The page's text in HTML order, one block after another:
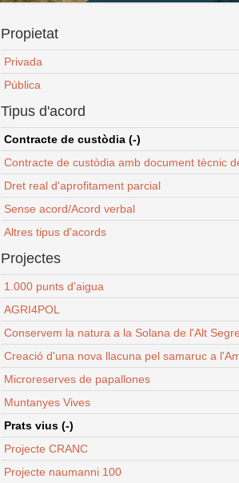
Propietat
Privada
Pública
Tipus d'acord
Contracte de custòdia (-)
Contracte de custòdia amb document tècnic
Dret real d'aprofitament parcial
Sense acord/Acord verbal
Altres tipus d'acords
Projectes
1.000 punts d'aigua
AGRI4POL
Conservem la natura a la Solana de l'Alt
Creació d'una nova llacuna pel samaruc a
Microreserves de papallones
Muntanyes Vives
Prats vius (-)
Projecte CRANC
Projecte naumanni 100